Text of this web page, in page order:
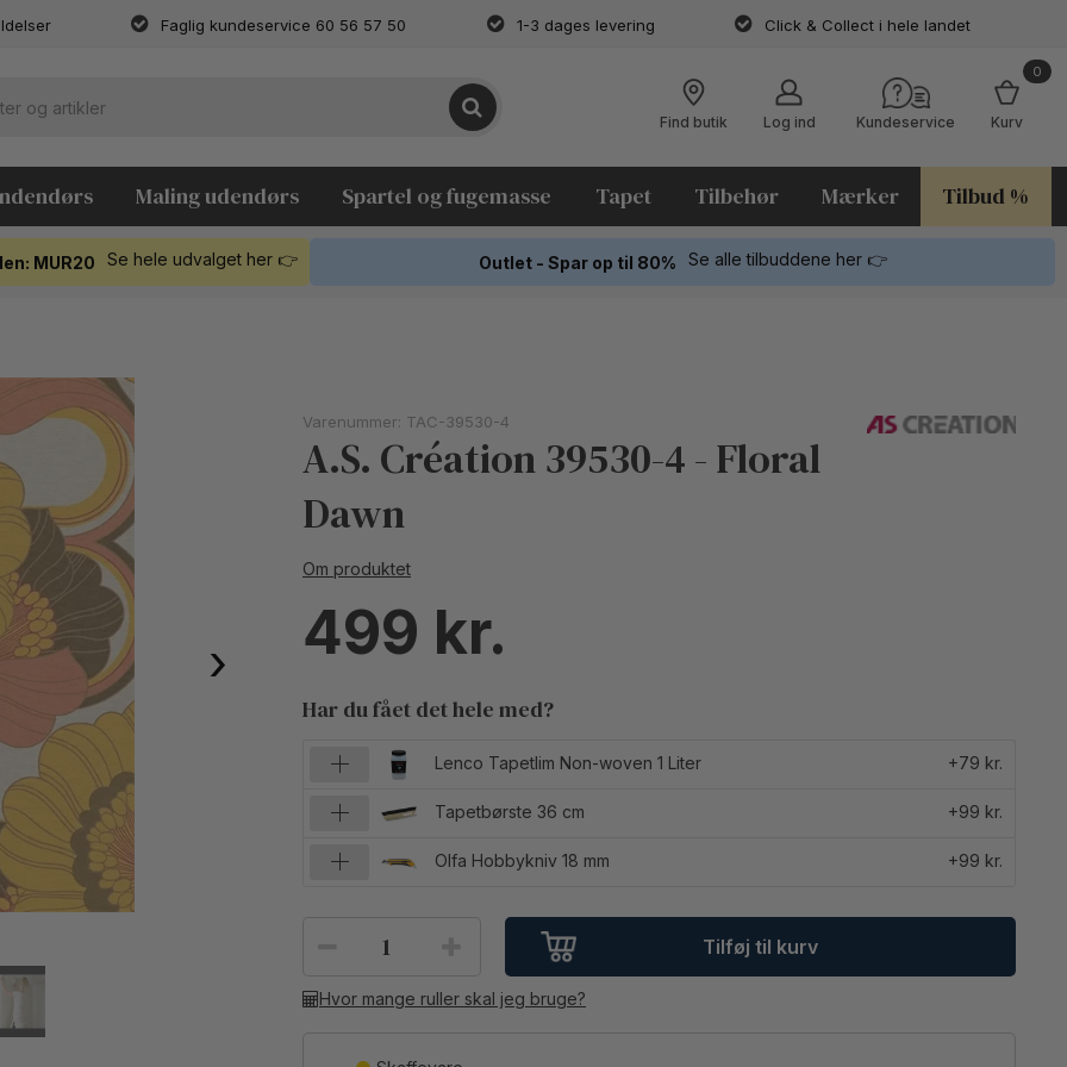
Faglig kundeservice 60 56 57 50 1-3 dages levering Click & Collect i hele landet
Find butik Log ind Kundeservice
0
Kurv
Maling udendørs Spartel og fugemasse Tapet Tilbehør Mærker Tilbud %
MUR20 Se hele udvalget her 👉 Outlet - Spar op til 80% Se alle tilbuddene her 👉
›
Varenummer: TAC-39530-4
A.S. Création 39530-4 - Floral
Dawn
Om produktet
499
Har du fået det hele med?
Lenco Tapetlim Non-woven 1 Liter +79 kr.
Tapetbørste 36 cm +99 kr.
Olfa Hobbykniv 18 mm +99 kr.
Tilføj til kurv
Hvor mange ruller skal jeg bruge?